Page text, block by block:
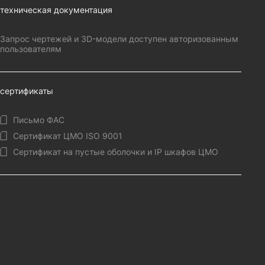
техническая документация
Запрос чертежей и 3D-модели доступен авторизованным
пользователям
сертификаты
Письмо ФАС
Сертификат ЦМО ISO 9001
Сертификат на пустые оболочки и IP шкафов ЦМО